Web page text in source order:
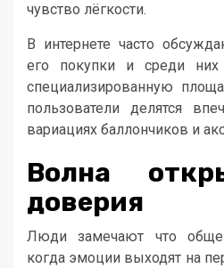
чувство лёгкости.
В интернете часто
его покупки и среди
специализированную
пользователи делятся
вариациях баллончиков и
Волна
доверия
Люди замечают что
когда эмоции выходят на